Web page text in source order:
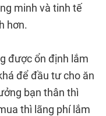
minh và tinh tế
hơn.
được ổn định lắm
để đầu tư cho ăn
bạn thân thì
thì lãng phí lắm